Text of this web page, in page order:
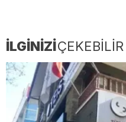
İLGİNİZİÇEKEBİLİR